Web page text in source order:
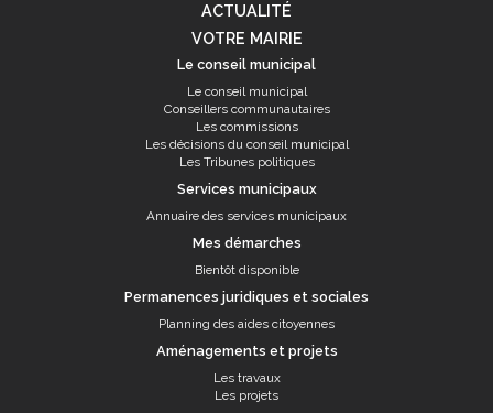
ACTUALITÉ
VOTRE MAIRIE
Le conseil municipal
Le conseil municipal
Conseillers communautaires
Les commissions
Les décisions du conseil municipal
Les Tribunes politiques
Services municipaux
Annuaire des services municipaux
Mes démarches
Bientôt disponible
Permanences juridiques et sociales
Planning des aides citoyennes
Aménagements et projets
Les travaux
Les projets